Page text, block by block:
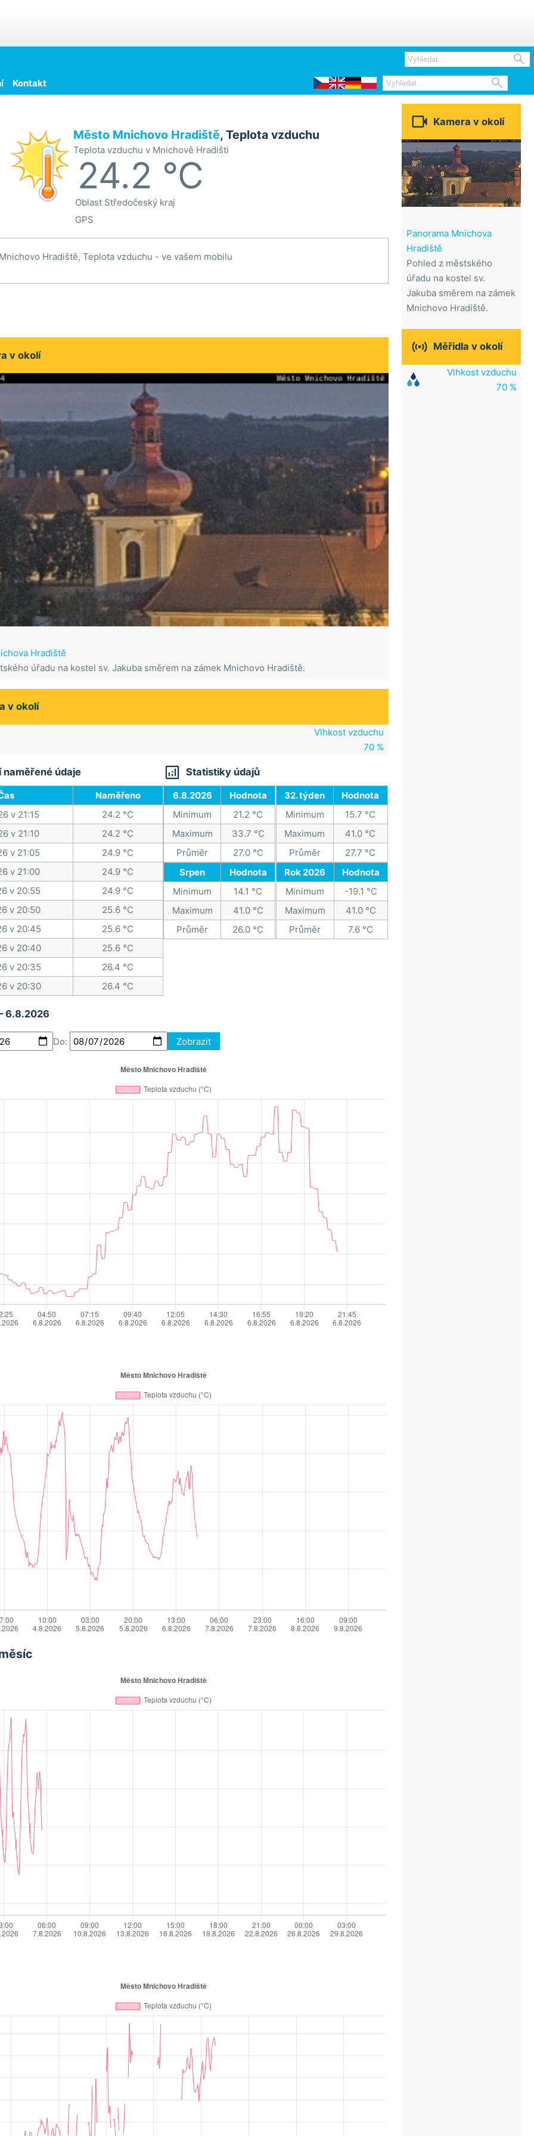

Kontakt 
Město Mnichovo Hradiště, Teplota vzduchu
Teplota vzduchu v Mnichově Hradišti
24.2 °C
Oblast Středočeský kraj
GPS
Hradiště, Teplota vzduchu - ve vašem mobilu
v okolí
Hradiště
úřadu na kostel sv. Jakuba směrem na zámek Mnichovo Hradiště.
v okolí
Vlhkost vzduchu
70 %
naměřené údaje
Naměřeno
v 21:15
24.2 °C
v 21:10
24.2 °C
v 21:05
24.9 °C
v 21:00
24.9 °C
v 20:55
24.9 °C
v 20:50
25.6 °C
v 20:45
25.6 °C
v 20:40
25.6 °C
v 20:35
26.4 °C
v 20:30
26.4 °C
 Statistiky údajů
6.8.2026
Hodnota
Minimum
21.2 °C
Maximum
33.7 °C
Průměr
27.0 °C
32. týden
Hodnota
Minimum
15.7 °C
Maximum
41.0 °C
Průměr
27.7 °C
Srpen
Hodnota
Minimum
14.1 °C
Maximum
41.0 °C
Průměr
26.0 °C
Rok 2026
Hodnota
Minimum
-19.1 °C
Maximum
41.0 °C
Průměr
7.6 °C
6.8.2026
Do: Zobrazit
 Kamera v okolí
Panorama Mnichova
Hradiště
Pohled z městského
úřadu na kostel sv.
Jakuba směrem na zámek
Mnichovo Hradiště.
 Měřidla v okolí
Vlhkost vzduchu
70 %